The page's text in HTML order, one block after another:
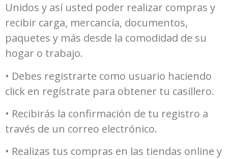
Unidos y así usted poder realizar compras y
recibir carga, mercancía, documentos,
paquetes y más desde la comodidad de su
hogar o trabajo.
• Debes registrarte como usuario haciendo
click en regístrate para obtener tu casillero.
• Recibirás la confirmación de tu registro a
través de un correo electrónico.
• Realizas tus compras en las tiendas online y